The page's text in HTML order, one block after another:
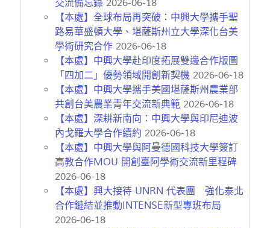
交流備忘錄 2026-06-18
【本處】全球布局再突破：中興大學攜手聖
路易華盛頓大學、堪薩斯州立大學深化台美
學術研究合作 2026-06-18
【本處】中興大學赴印度拓展雙邊合作版圖
「四加二」優勢領域開創新契機 2026-06-18
【本處】中興大學攜手美國堪薩斯州農業部
共創台美農業青年交流新典範 2026-06-18
【本處】深耕新南向：中興大學與印尼迪波
內戈羅大學合作續約 2026-06-18
【本處】中興大學與阿曼德國科技大學簽訂
高教合作MOU 開創臺阿學術交流新里程碑
2026-06-18
【本處】興大接待 UNRN 代表團 強化泰北
合作鏈結並推動INTENSE新型專班布局
2026-06-18